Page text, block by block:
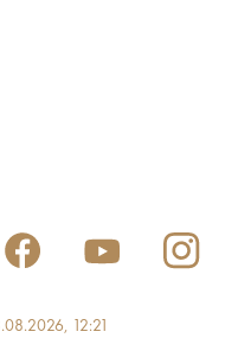
12:21